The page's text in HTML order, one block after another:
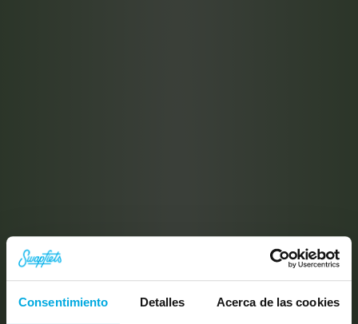
Consentimiento Detalles Acerca de las cookies